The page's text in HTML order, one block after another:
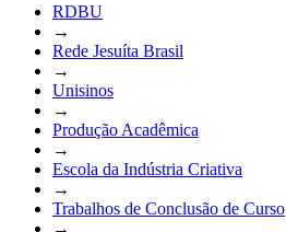
RDBU
→
Rede Jesuíta Brasil
→
Unisinos
→
Produção Acadêmica
→
Escola da Indústria Criativa
→
Trabalhos de Conclusão de Curso
→